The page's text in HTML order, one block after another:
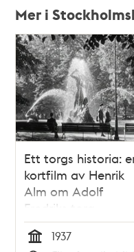
Mer i
Relaterade
poster
och
teman
Ett torgs historia:
kortfilm av Henrik
Alm om Adolf
Fredriks torg
(Mariatorget)
1937